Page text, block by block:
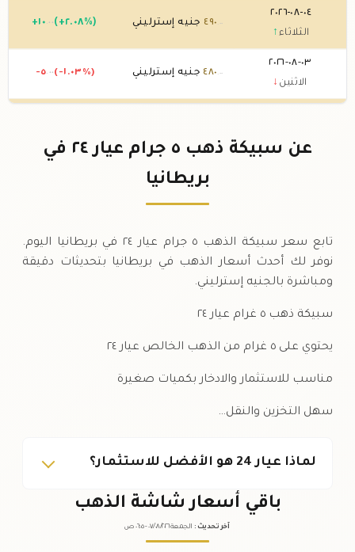
٠٤-٠٨-٢٠٢٦
الثلاثاء ↑
٤٩٠ .٠٠ جنيه إسترليني +١٠ .٠٠ (+٢.٠٨%)
٠٣-٠٨-٢٠٢٦
الاثنين ↓
٤٨٠ .٠٠ جنيه إسترليني -٥ .٠٠ (-١.٠٣%)
٤٨٥ جنيه إسترليني
عن سبيكة ذهب ٥ جرام عيار ٢٤ في
بريطانيا
تابع سعر سبيكة الذهب ٥ جرام عيار ٢٤ في بريطانيا اليوم.
نوفر لك أحدث أسعار الذهب في بريطانيا بتحديثات دقيقة
ومباشرة بالجنيه إسترليني.
سبيكة ذهب ٥ غرام عيار ٢٤
يحتوي على ٥ غرام من الذهب الخالص عيار ٢٤
مناسب للاستثمار والادخار بكميات صغيرة
سهل التخزين والنقل…
لماذا عيار 24 هو الأفضل للاستثمار؟
باقي أسعار شاشة الذهب
آخر تحديث : الجمعة ٠٧ /٠٨/٢٠٢٦ - ٠٦:٠٥ ص